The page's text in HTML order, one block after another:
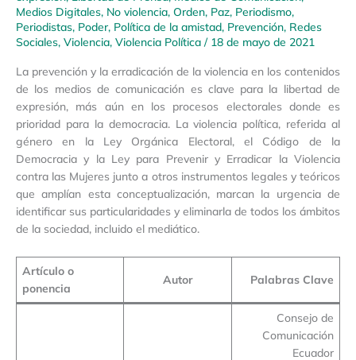
Medios Digitales, No violencia, Orden, Paz, Periodismo,
Periodistas, Poder, Política de la amistad, Prevención, Redes
Sociales, Violencia, Violencia Política / 18 de mayo de 2021
La prevención y la erradicación de la violencia en los contenidos
de los medios de comunicación es clave para la libertad de
expresión, más aún en los procesos electorales donde es
prioridad para la democracia. La violencia política, referida al
género en la Ley Orgánica Electoral, el Código de la
Democracia y la Ley para Prevenir y Erradicar la Violencia
contra las Mujeres junto a otros instrumentos legales y teóricos
que amplían esta conceptualización, marcan la urgencia de
identificar sus particularidades y eliminarla de todos los ámbitos
de la sociedad, incluido el mediático.
Artículo o
ponencia
Autor Palabras Clave
Consejo de
Comunicación
Ecuador